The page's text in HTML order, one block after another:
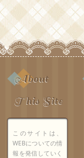
About
This Site
このサイトは、
WEBについての情
報を発信していく